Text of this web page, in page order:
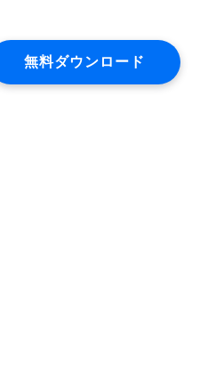
無料ダウンロード